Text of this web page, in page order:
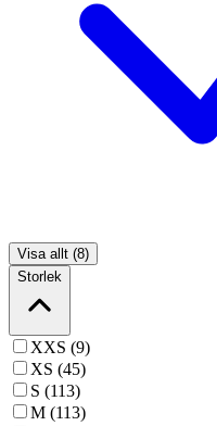
Visa allt (8)
Storlek
XXS (9)
XS (45)
S (113)
M (113)